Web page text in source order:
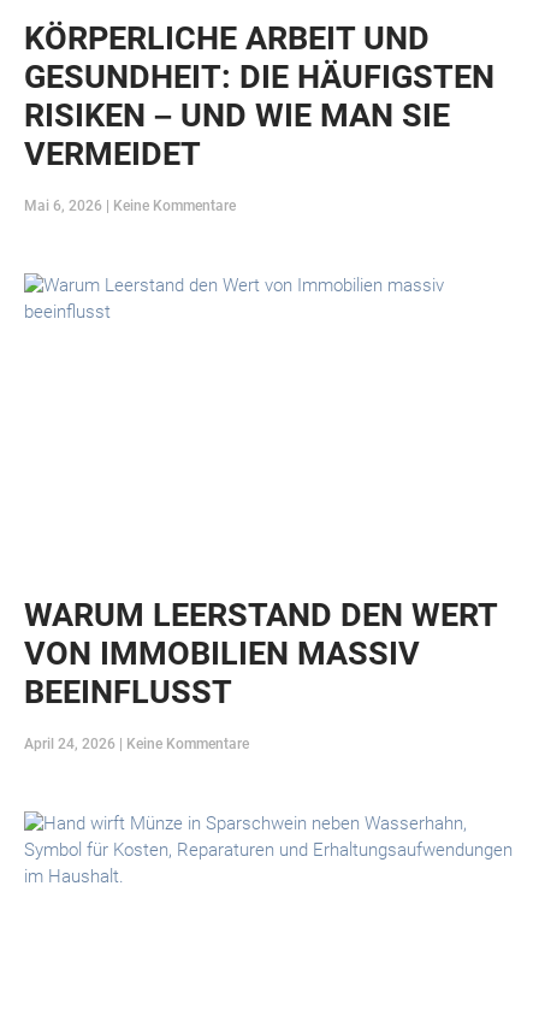
KÖRPERLICHE ARBEIT UND
GESUNDHEIT: DIE HÄUFIGSTEN
RISIKEN – UND WIE MAN SIE
VERMEIDET
Mai 6, 2026 Keine Kommentare
WARUM LEERSTAND DEN WERT
VON IMMOBILIEN MASSIV
BEEINFLUSST
April 24, 2026 Keine Kommentare